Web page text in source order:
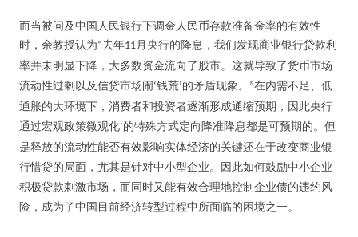
而当被问及中国人民银行下调金人民币存款准备金率的有效性
时，余教授认为“去年11月央行的降息，我们发现商业银行贷款利
率并未明显下降，大多数资金流向了股市。这就导致了货币市场
流动性过剩以及信贷市场闹 ‘钱荒’的矛盾现象。 ”在内需不足、低
通胀的大环境下，消费者和投资者逐渐形成通缩预期，因此央行
通过宏观政策微观化’的特殊方式定向降准降息都是可预期的。但
是释放的流动性能否有效影响实体经济的关键还在于改变商业银
行惜贷的局面，尤其是针对中小型企业。因此如何鼓励中小企业
积极贷款刺激市场，而同时又能有效合理地控制企业债的违约风
险，成为了中国目前经济转型过程中所面临的困境之一。